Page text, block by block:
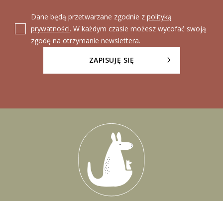
Dane będą przetwarzane zgodnie z polityką
prywatności. W każdym czasie możesz wycofać swoją
zgodę na otrzymanie newslettera.
ZAPISUJĘ SIĘ